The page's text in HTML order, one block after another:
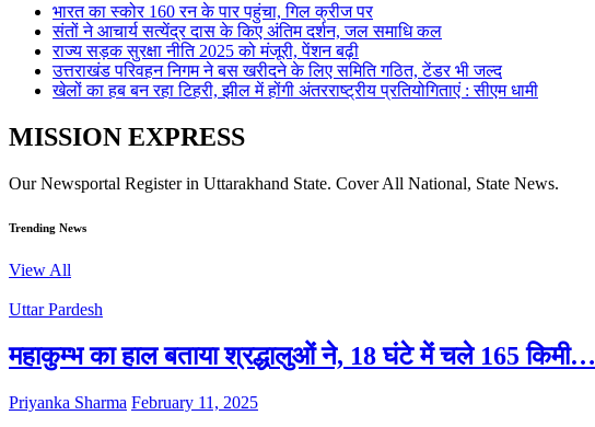
भारत का स्कोर 160 रन के पार पहुंचा, गिल क्रीज पर
संतों ने आचार्य सत्येंद्र दास के किए अंतिम दर्शन, जल समाधि कल
राज्य सड़क सुरक्षा नीति 2025 को मंजूरी, पेंशन बढ़ी
उत्तराखंड परिवहन निगम ने बस खरीदने के लिए समिति गठित, टेंडर भी जल्द
खेलों का हब बन रहा टिहरी, झील में होंगी अंतरराष्ट्रीय प्रतियोगिताएं : सीएम धामी
MISSION EXPRESS
Our Newsportal Register in Uttarakhand State. Cover All National, State News.
Trending News
View All
Uttar Pardesh
महाकुम्भ का हाल बताया श्रद्धालुओं ने, 18 घंटे में चले 165 किमी…
Priyanka Sharma February 11, 2025